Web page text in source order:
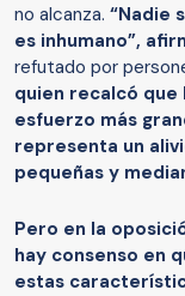
no alcanza. “Nadie
es inhumano”,
refutado por
quien recalcó que
esfuerzo más
representa un
pequeñas y
Pero en la
hay consenso en
estas